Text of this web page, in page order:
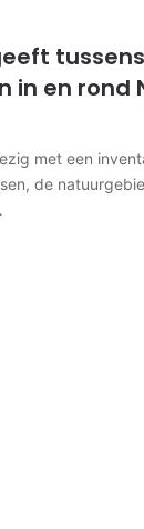
in en rond
met een
de